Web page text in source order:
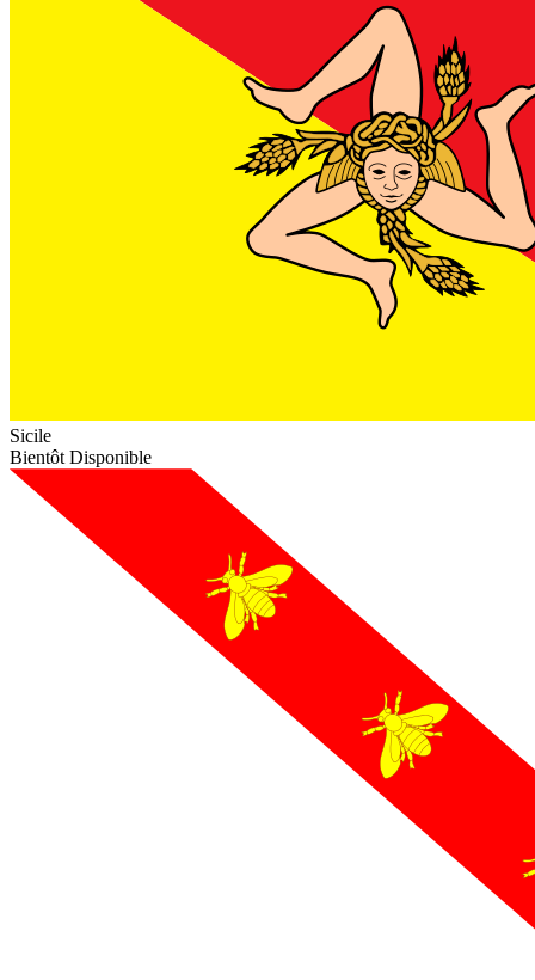
Sicile
Bientôt Disponible